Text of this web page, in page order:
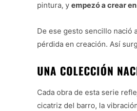
pintura, y empezó a crear
De ese gesto sencillo nació
pérdida en creación. Así
UNA COLECCIÓN
Cada obra de esta serie
cicatriz del barro, la